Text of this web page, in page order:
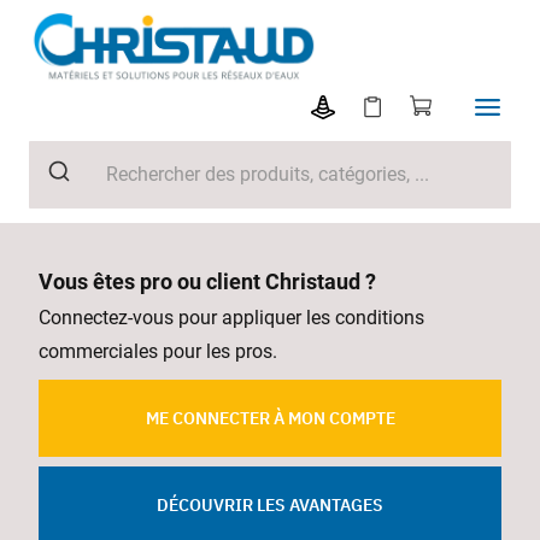
Vous êtes pro ou client Christaud ?
Connectez-vous pour appliquer les conditions
commerciales pour les pros.
ME CONNECTER À MON COMPTE
DÉCOUVRIR LES AVANTAGES